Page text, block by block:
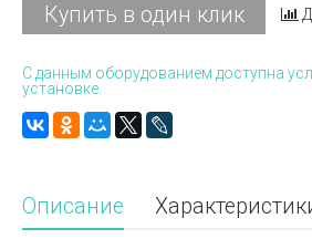
Купить в один клик
С данным оборудованием доступна
установке.
Описание